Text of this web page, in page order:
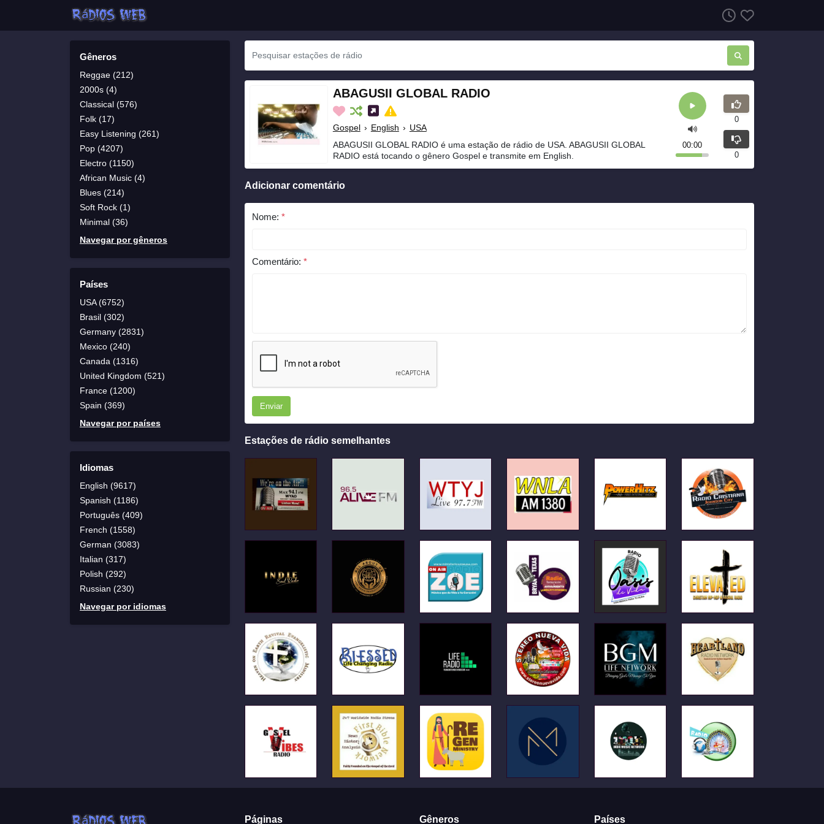
Gêneros
Reggae (212)
2000s (4)
Classical (576)
Folk (17)
Easy Listening (261)
Pop (4207)
Electro (1150)
African Music (4)
Blues (214)
Soft Rock (1)
Minimal (36)
Navegar por gêneros
Países
USA (6752)
Brasil (302)
Germany (2831)
Mexico (240)
Canada (1316)
United Kingdom (521)
France (1200)
Spain (369)
Navegar por países
Idiomas
English (9617)
Spanish (1186)
Português (409)
French (1558)
German (3083)
Italian (317)
Polish (292)
Russian (230)
Navegar por idiomas
ABAGUSII GLOBAL RADIO
Gospel › English › USA
ABAGUSII GLOBAL RADIO é uma estação de rádio de USA. ABAGUSII GLOBAL
RADIO está tocando o gênero Gospel e transmite em English.
00:00
0
0
Adicionar comentário
Nome: *
Comentário: *
Enviar
Estações de rádio semelhantes
Páginas Gêneros Países